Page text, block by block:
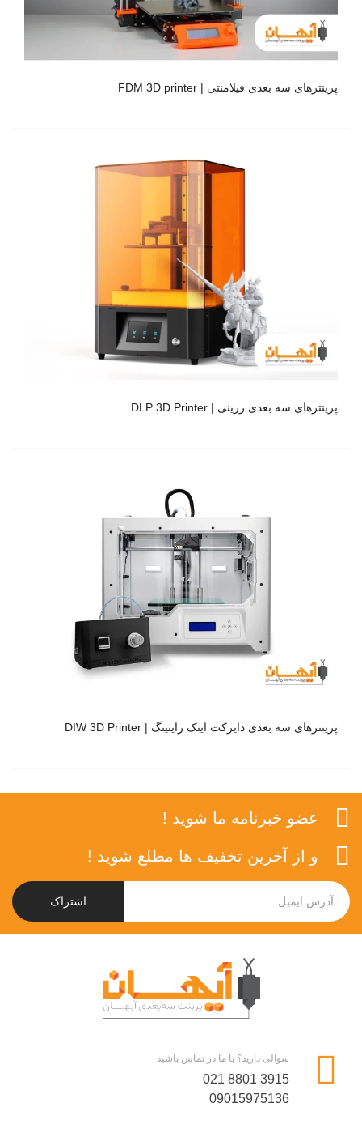
پرینترهای سه بعدی فیلامنتی | FDM 3D printer
پرینترهای سه بعدی رزینی | DLP 3D Printer
پرینترهای سه بعدی دایرکت اینک رایتینگ | DIW 3D Printer
عضو خبرنامه ما شوید !
و از آخرین تخفیف ها مطلع شوید !
اشتراک
سوالی دارید؟ با ما در تماس باشید
021 8801 3915
09015975136